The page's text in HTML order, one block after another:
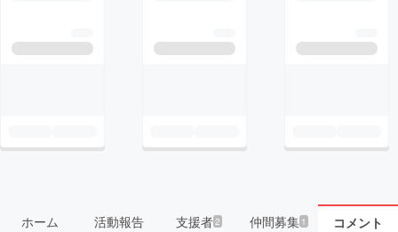
ホーム 活動報告 支援者2 仲間募集 1 コメント